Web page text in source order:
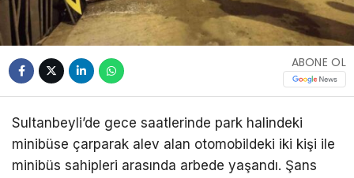
ABONE OL
Sultanbeyli’de gece saatlerinde park halindeki
minibüse çarparak alev alan otomobildeki iki kişi ile
minibüs sahipleri arasında arbede yaşandı. Şans